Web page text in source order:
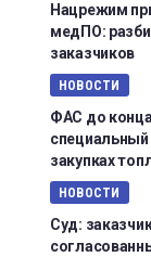
Нацрежим
медПО:
заказчиков
НОВОСТИ
ФАС до
закупках
НОВОСТИ
Суд: